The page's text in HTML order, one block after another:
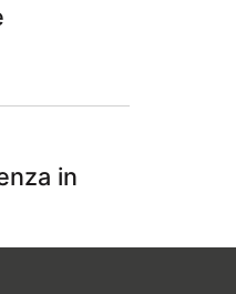
in